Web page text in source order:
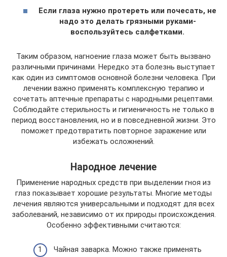
Если глаза нужно протереть или почесать, не
надо это делать грязными руками-
воспользуйтесь салфетками.
Таким образом, нагноение глаза может быть вызвано
различными причинами. Нередко эта болезнь выступает
как один из симптомов основной болезни человека. При
лечении важно применять комплексную терапию и
сочетать аптечные препараты с народными рецептами.
Соблюдайте стерильность и гигиеничность не только в
период восстановления, но и в повседневной жизни. Это
поможет предотвратить повторное заражение или
избежать осложнений.
Народное лечение
Применение народных средств при выделении гноя из
глаз показывает хорошие результаты. Многие методы
лечения являются универсальными и подходят для всех
заболеваний, независимо от их природы происхождения.
Особенно эффективными считаются:
Чайная заварка. Можно также применять